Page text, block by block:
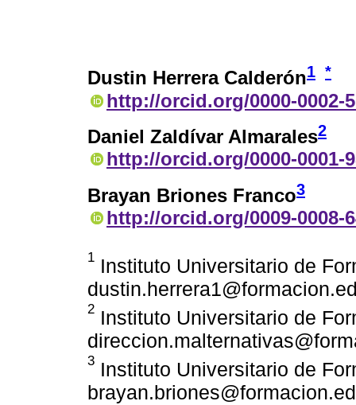
Dustin Herrera Calderón1 *
http://orcid.org/0000-0002-
Daniel Zaldívar Almarales2
http://orcid.org/0000-0001-
Brayan Briones Franco3
http://orcid.org/0009-0008-
1 Instituto Universitario de
2 Instituto Universitario de
3 Instituto Universitario de